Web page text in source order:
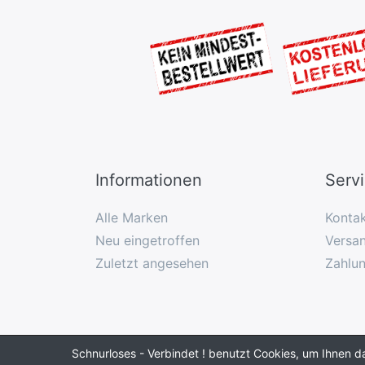
Informationen
Alle Marken
Neu eingetroffen
Zuletzt angesehen
Schnurloses - Verbindet ! benutzt Cookies, um Ihnen